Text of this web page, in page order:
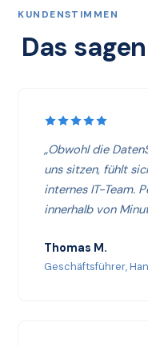
KUNDENSTIMMEN
Das
„Obwohl die
uns sitzen, fühlt
internes IT-Team.
innerhalb von
Thomas M.
Geschäftsführer,